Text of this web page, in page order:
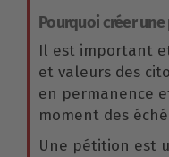
Pourquoi créer
Il est important
et valeurs des
en permanence
moment des
Une pétition est